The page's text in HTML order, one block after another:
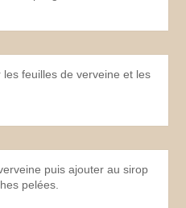
feuilles de verveine et les
puis ajouter au sirop
pelées.